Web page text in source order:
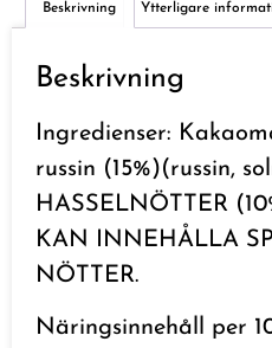
Beskrivning Ytterligare
Beskrivning
Ingredienser:
russin (15%)(russin,
HASSELNÖTTER
KAN INNEHÅLLA
NÖTTER.
Näringsinnehåll per